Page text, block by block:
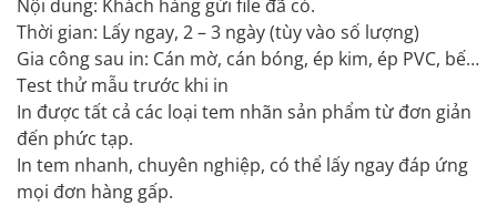
Nội dung: Khách hàng gửi file đã có.
Thời gian: Lấy ngay, 2 – 3 ngày (tùy vào số lượng)
Gia công sau in: Cán mờ, cán bóng, ép kim, ép PVC, bế…
Test thử mẫu trước khi in
In được tất cả các loại tem nhãn sản phẩm từ đơn giản
đến phức tạp.
In tem nhanh, chuyên nghiệp, có thể lấy ngay đáp ứng
mọi đơn hàng gấp.